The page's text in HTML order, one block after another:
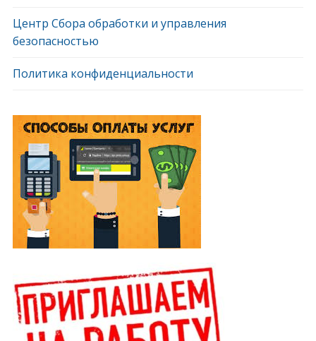
Центр Сбора обработки и управления
безопасностью
Политика конфиденциальности